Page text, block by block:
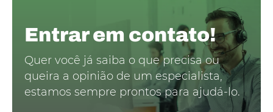
Entrar em contato!
Quer você já saiba o que precisa ou
queira a opinião de um especialista,
estamos sempre prontos para ajudá-lo.